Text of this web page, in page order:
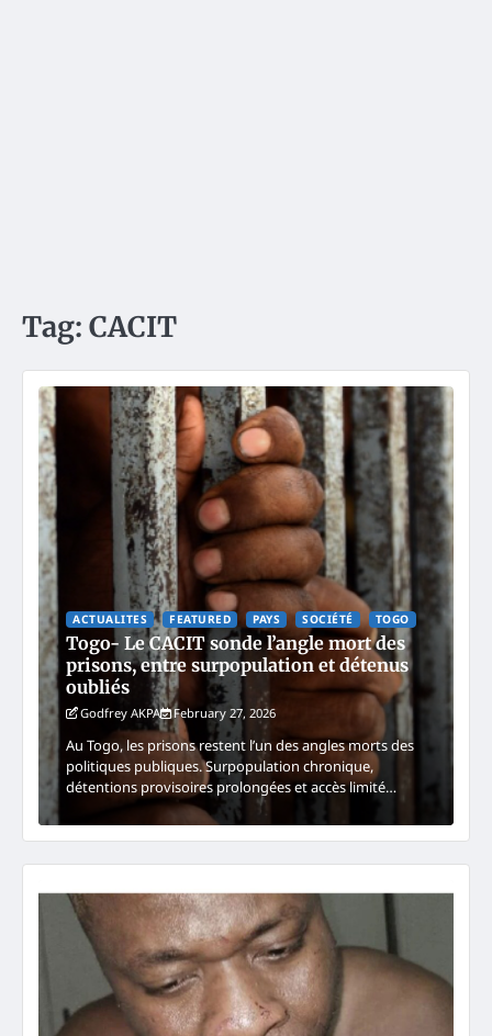
Tag: CACIT
ACTUALITES FEATURED PAYS SOCIÉTÉ TOGO
Togo- Le CACIT sonde l’angle mort des
prisons, entre surpopulation et détenus
oubliés
Godfrey AKPA February 27, 2026
Au Togo, les prisons restent l’un des angles morts des
politiques publiques. Surpopulation chronique,
détentions provisoires prolongées et accès limité…